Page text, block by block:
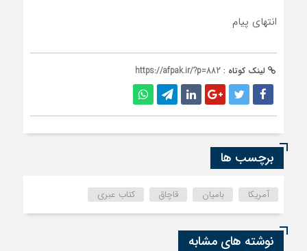
انتهای پیام
لینک کوتاه : https://afpak.ir/?p=882
برچسب ها
آمریکا بامیان قاچاق کتاب عبری
نوشته های مشابه